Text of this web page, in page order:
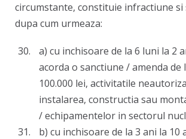
circumstante, constituie infractiune si
dupa cum urmeaza:
a) cu inchisoare de la 6 luni la 2
acorda o sanctiune / amenda de
100.000 lei, activitatile
instalarea, constructia sau
/ echipamentelor in sectorul
b) cu inchisoare de la 3 ani la 10